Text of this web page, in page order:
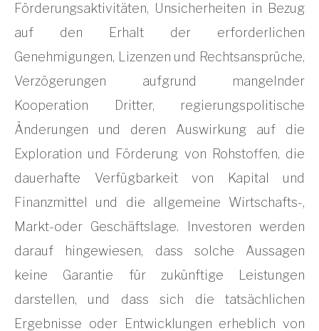
Förderungsaktivitäten, Unsicherheiten in Bezug
auf den Erhalt der erforderlichen
Genehmigungen, Lizenzen und Rechtsansprüche,
Verzögerungen aufgrund mangelnder
Kooperation Dritter, regierungspolitische
Änderungen und deren Auswirkung auf die
Exploration und Förderung von Rohstoffen, die
dauerhafte Verfügbarkeit von Kapital und
Finanzmittel und die allgemeine Wirtschafts-,
Markt-oder Geschäftslage. Investoren werden
darauf hingewiesen, dass solche Aussagen
keine Garantie für zukünftige Leistungen
darstellen, und dass sich die tatsächlichen
Ergebnisse oder Entwicklungen erheblich von